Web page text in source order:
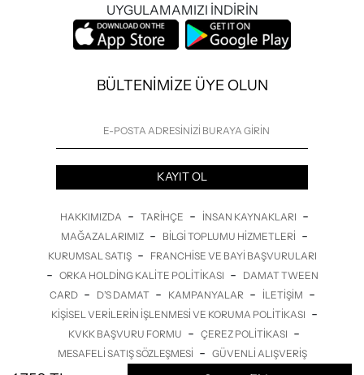
UYGULAMAMIZI İNDİRİN
BÜLTENİMİZE ÜYE OLUN
KAYIT OL
HAKKIMIZDA - TARIHÇE - İNSAN KAYNAKLARI -
MAĞAZALARIMIZ - BILGI TOPLUMU HIZMETLERI -
KURUMSAL SATIŞ - FRANCHISE VE BAYI BAŞVURULARI
- ORKA HOLDING KALITE POLITIKASI -
DAMAT TWEEN
CARD - D’S DAMAT - KAMPANYALAR - İLETİŞİM -
KIŞISEL VERILERIN İŞLENMESI VE KORUMA POLITIKASI -
KVKK BAŞVURU FORMU - ÇEREZ POLITIKASI -
MESAFELI SATIŞ SÖZLEŞMESI - GÜVENLI ALIŞVERIŞ